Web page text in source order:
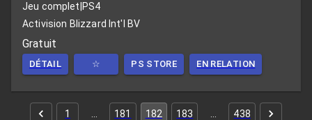
Jeu complet PS4
Activision Blizzard Int'l BV
Gratuit
DÉTAIL ☆ PS STORE EN RELATION
1 181 182 183 438